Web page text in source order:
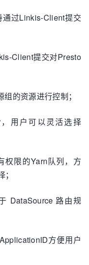
过Linkis-Client提交
Client提交对Presto
的资源进行控制；
用户可以灵活选择
权限的Yarn队列，方
DataSource 路由规
方便用户